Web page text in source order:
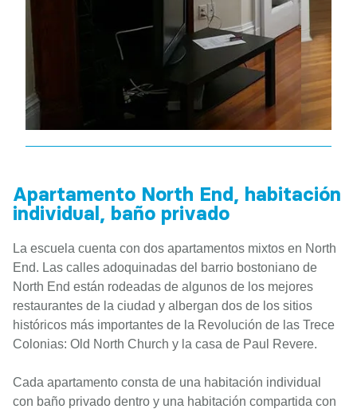
Apartamento North End, habitación
individual, baño privado
La escuela cuenta con dos apartamentos mixtos en North
End. Las calles adoquinadas del barrio bostoniano de
North End están rodeadas de algunos de los mejores
restaurantes de la ciudad y albergan dos de los sitios
históricos más importantes de la Revolución de las Trece
Colonias: Old North Church y la casa de Paul Revere.
Cada apartamento consta de una habitación individual
con baño privado dentro y una habitación compartida con